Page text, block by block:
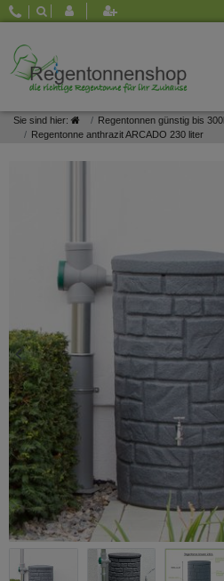
Sie sind hier:
Regentonnen günstig bis 300l
Regentonne anthrazit ARCADO 230 liter